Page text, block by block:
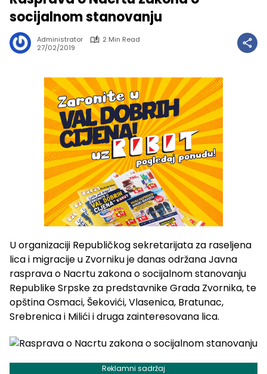
socijalnom stanovanju
Administrator
2 Min Read
27/02/2019
U organizaciji Republičkog sekretarijata za raseljena
lica i migracije u Zvorniku je danas održana Javna
rasprava o Nacrtu zakona o socijalnom stanovanju
Republike Srpske za predstavnike Grada Zvornika, te
opština Osmaci, Šekovići, Vlasenica, Bratunac,
Srebrenica i Milići i druga zainteresovana lica.
Reklamni sadržaj